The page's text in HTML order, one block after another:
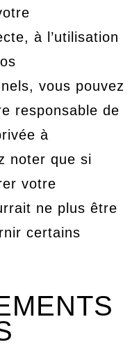
à l’utilisation
vous pouvez
responsable de
à
noter que si
votre
ne plus être
certains